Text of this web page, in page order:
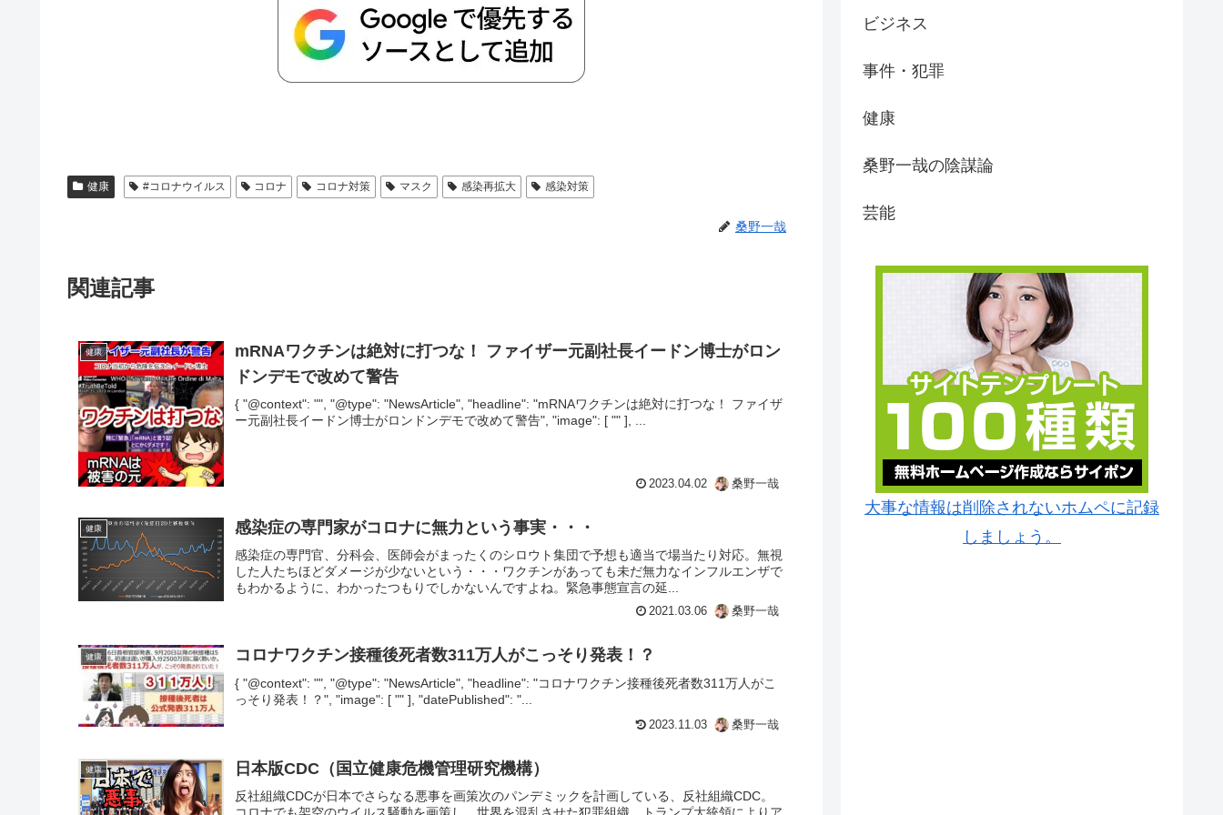
健康 #コロナウイルス コロナ コロナ対策 マスク 感染再拡大 感染対策
桑野一哉
関連記事
健康
mRNAワクチンは絶対に打つな！ ファイザー元副社長イードン博士がロン
ドンデモで改めて警告
{ "@context": "", "@type": "NewsArticle", "headline": "mRNAワクチンは絶対に打つな！ ファイザ
ー元副社長イードン博士がロンドンデモで改めて警告", "image": [ "" ], ...
2023.04.02 桑野一哉
健康 感染症の専門家がコロナに無力という事実・・・
感染症の専門官、分科会、医師会がまったくのシロウト集団で予想も適当で場当たり対応。無視
した人たちほどダメージが少ないという・・・ワクチンがあっても未だ無力なインフルエンザで
もわかるように、わかったつもりでしかないんですよね。緊急事態宣言の延...
2021.03.06 桑野一哉
健康 コロナワクチン接種後死者数311万人がこっそり発表！？
{ "@context": "", "@type": "NewsArticle", "headline": "コロナワクチン接種後死者数311万人がこ
っそり発表！？", "image": [ "" ], "datePublished": "...
2023.11.03 桑野一哉
健康 日本版CDC（国立健康危機管理研究機構）
反社組織CDCが日本でさらなる悪事を画策次のパンデミックを計画している、反社組織CDC。
コロナでも架空のウイルス騒動を画策し、世界を混乱させた犯罪組織。トランプ大統領によりア
ビジネス
事件・犯罪
健康
桑野一哉の陰謀論
芸能
大事な情報は削除されないホムペに記録
しましょう。